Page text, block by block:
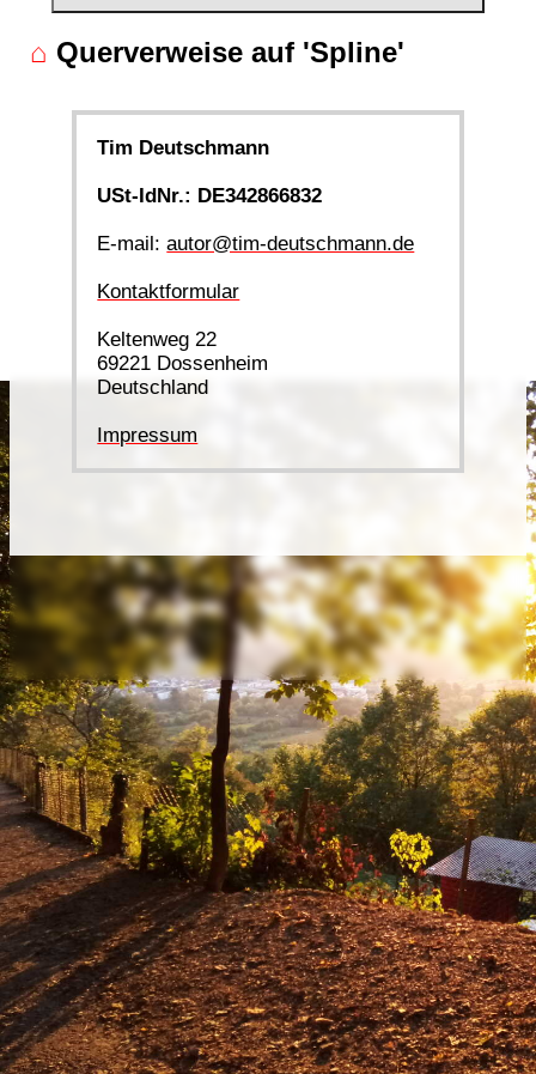
⌂ Querverweise auf 'Spline'
Tim Deutschmann
USt-IdNr.: DE342866832
E-mail:autor@tim-deutschmann.de
Kontaktformular
Keltenweg 22
69221 Dossenheim
Deutschland
Impressum